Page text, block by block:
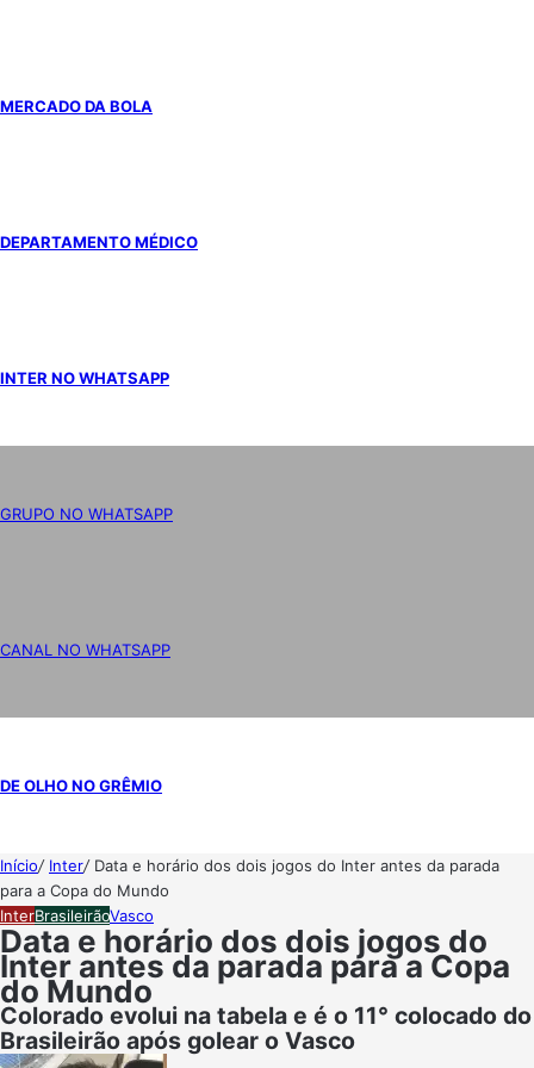
MERCADO DA BOLA
DEPARTAMENTO MÉDICO
INTER NO WHATSAPP
GRUPO NO WHATSAPP
CANAL NO WHATSAPP
DE OLHO NO GRÊMIO
Início/ Inter/ Data e horário dos dois jogos do Inter antes da parada
para a Copa do Mundo
InterBrasileirãoVasco
Data e horário dos dois jogos do
Inter antes da parada para a Copa
do Mundo
Colorado evolui na tabela e é o 11° colocado do
Brasileirão após golear o Vasco